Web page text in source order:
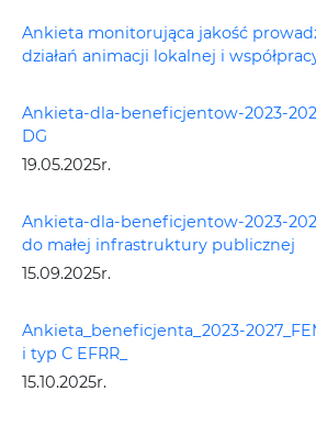
Ankieta monitorująca jakość
działań animacji lokalnej i
Ankieta-dla-beneficjentow-2023-
DG
19.05.2025r.
Ankieta-dla-beneficjentow-2023-
do małej infrastruktury publicznej
15.09.2025r.
Ankieta_beneficjenta_2023-
i typ C EFRR_
15.10.2025r.